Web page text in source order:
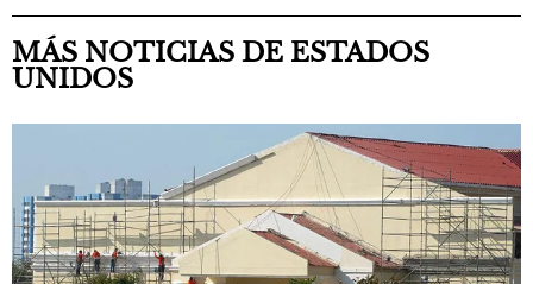
MÁS NOTICIAS DE ESTADOS
UNIDOS